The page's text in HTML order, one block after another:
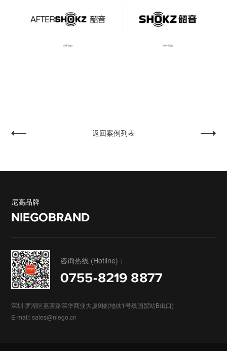
返回案例列表
尼高品牌
NIEGOBRAND
咨询热线 (Hotline)：
0755-8219 8877
深圳·罗湖区嘉宾路深华商业大厦9楼(地铁1号线国贸站B出口)
E-mail: sales@niego.cn